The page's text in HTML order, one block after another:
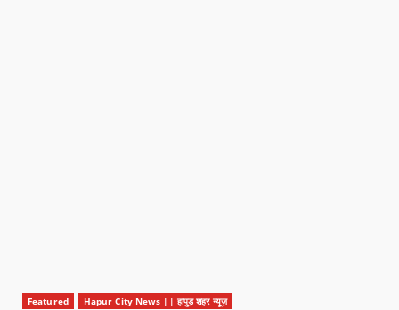
Featured Hapur City News || हापुड़ शहर न्यूज़